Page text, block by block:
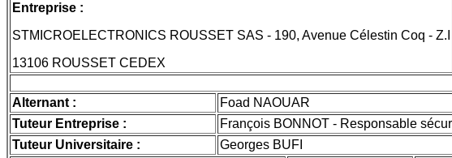
Entreprise :
STMICROELECTRONICS ROUSSET SAS - 190, Avenue Célestin Coq - Z.I
13106 ROUSSET CEDEX
Alternant :
Foad NAOUAR
Tuteur Entreprise :
François BONNOT - Responsable
Tuteur Universitaire :
Georges BUFI